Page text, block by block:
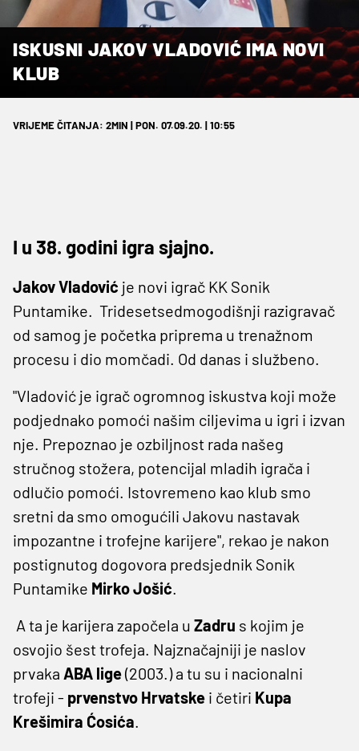
ISKUSNI JAKOV VLADOVIĆ IMA NOVI
KLUB
VRIJEME ČITANJA: 2MIN | PON. 07.09.20. | 10:55
I u 38. godini igra sjajno.
Jakov Vladović je novi igrač KK Sonik
Puntamike. Tridesetsedmogodišnji razigravač
od samog je početka priprema u trenažnom
procesu i dio momčadi. Od danas i službeno.
"Vladović je igrač ogromnog iskustva koji može
podjednako pomoći našim ciljevima u igri i izvan
nje. Prepoznao je ozbiljnost rada našeg
stručnog stožera, potencijal mladih igrača i
odlučio pomoći. Istovremeno kao klub smo
sretni da smo omogućili Jakovu nastavak
impozantne i trofejne karijere", rekao je nakon
postignutog dogovora predsjednik Sonik
Puntamike Mirko Jošić.
A ta je karijera započela u Zadru s kojim je
osvojio šest trofeja. Najznačajniji je naslov
prvaka ABA lige(2003.) a tu su i nacionalni
trofeji - prvenstvo Hrvatske i četiri Kupa
Krešimira Ćosića.